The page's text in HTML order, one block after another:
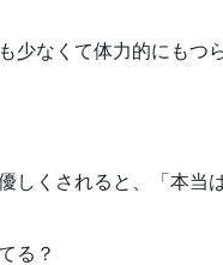
なくて体力的にもつ
しくされると、「本当
る？